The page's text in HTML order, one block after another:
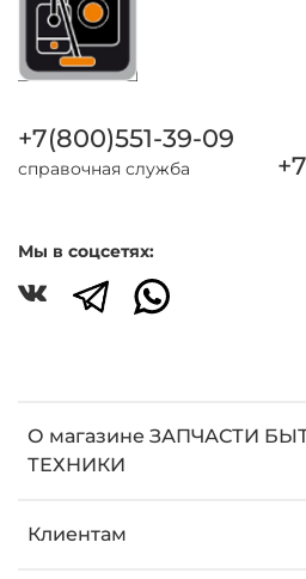
О магазине ЗАПЧАСТИ
ТЕХНИКИ
Клиентам
+7(800)551-39-09
справочная служба
Мы в соцсетях: